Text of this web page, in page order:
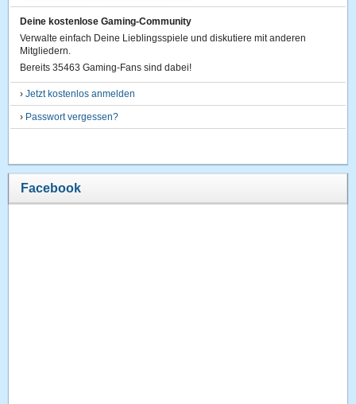
Deine kostenlose Gaming-Community
Verwalte einfach Deine Lieblingsspiele und diskutiere mit anderen
Mitgliedern.
Bereits 35463 Gaming-Fans sind dabei!
›Jetzt kostenlos anmelden
› Passwort vergessen?
Facebook